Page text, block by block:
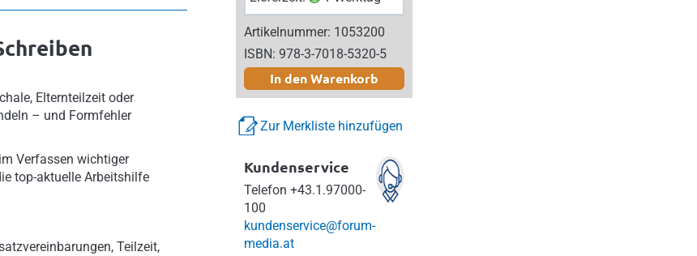
Artikelnummer: 1053200
ISBN: 978-3-7018-5320-5
In den Warenkorb
Zur Merkliste hinzufügen
Kundenservice
Telefon +43.1.97000-
100
kundenservice@forum-
media.at
Elternteilzeit oder
– und Formfehler
Verfassen wichtiger
top-aktuelle Arbeitshilfe
Teilzeit,